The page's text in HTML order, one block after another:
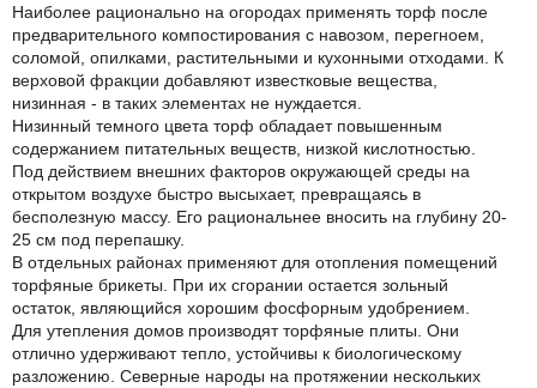
Наиболее рационально на огородах применять торф после
предварительного компостирования с навозом, перегноем,
соломой, опилками, растительными и кухонными отходами. К
верховой фракции добавляют известковые вещества,
низинная - в таких элементах не нуждается.
Низинный темного цвета торф обладает повышенным
содержанием питательных веществ, низкой кислотностью.
Под действием внешних факторов окружающей среды на
открытом воздухе быстро высыхает, превращаясь в
бесполезную массу. Его рациональнее вносить на глубину 20-
25 см под перепашку.
В отдельных районах применяют для отопления помещений
торфяные брикеты. При их сгорании остается зольный
остаток, являющийся хорошим фосфорным удобрением.
Для утепления домов производят торфяные плиты. Они
отлично удерживают тепло, устойчивы к биологическому
разложению. Северные народы на протяжении нескольких